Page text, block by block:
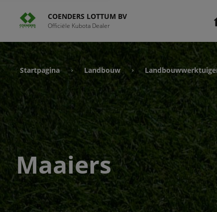
COENDERS LOTTUM BV
Officiële Kubota Dealer
Startpagina › Landbouw ›
Maaiers